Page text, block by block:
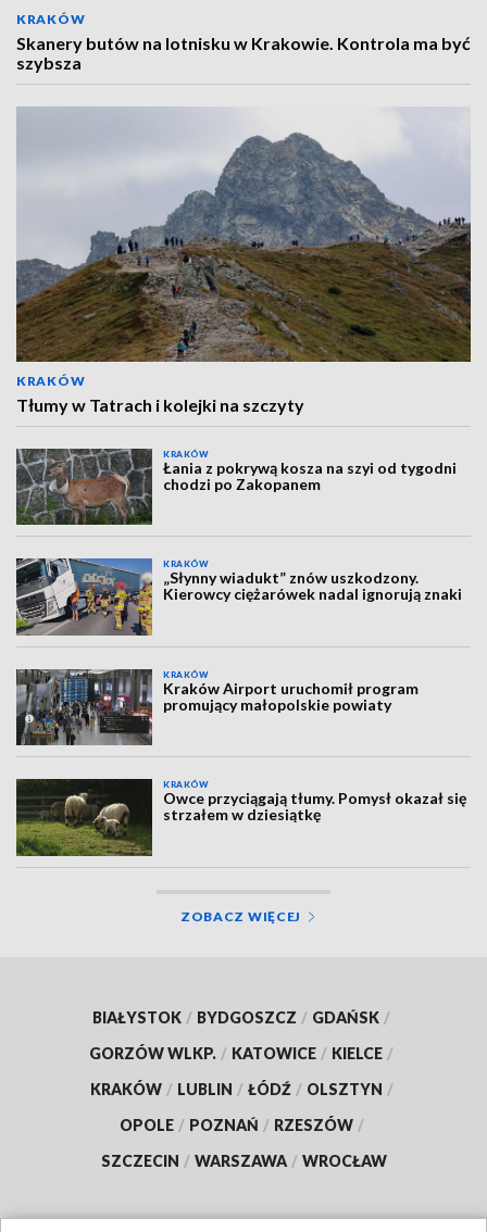
KRAKÓW
Skanery butów na lotnisku w Krakowie. Kontrola ma być
szybsza
KRAKÓW
Tłumy w Tatrach i kolejki na szczyty
KRAKÓW
Łania z pokrywą kosza na szyi od tygodni
chodzi po Zakopanem
KRAKÓW
„Słynny wiadukt” znów uszkodzony.
Kierowcy ciężarówek nadal ignorują znaki
KRAKÓW
Kraków Airport uruchomił program
promujący małopolskie powiaty
KRAKÓW
Owce przyciągają tłumy. Pomysł okazał się
strzałem w dziesiątkę
ZOBACZ WIĘCEJ
BIAŁYSTOK / BYDGOSZCZ / GDAŃSK /
GORZÓW WLKP. / KATOWICE / KIELCE /
KRAKÓW / LUBLIN / ŁÓDŹ / OLSZTYN /
OPOLE / POZNAŃ / RZESZÓW /
SZCZECIN / WARSZAWA / WROCŁAW